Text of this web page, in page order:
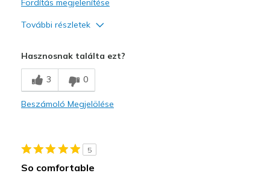
További részletek
Comfortable
Durable
Casual Wear
Hasznosnak találta ezt?
3 0
Beszámoló Megjelölése
5
So comfortable